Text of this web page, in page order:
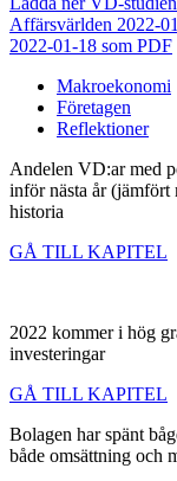
Affärsvärlden 2022-
2022-01-18 som PDF
Makroekonomi
Företagen
Reflektioner
Andelen VD:ar med
inför nästa år (jämfört
historia
GÅ TILL KAPITEL
2022 kommer i hög
investeringar
GÅ TILL KAPITEL
Bolagen har spänt
både omsättning och